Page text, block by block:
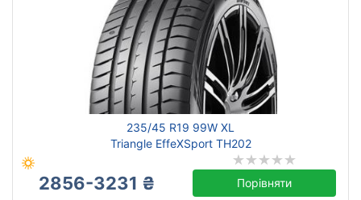
235/45 R19 99W XL
Triangle EffeXSport TH202
2856-3231 ₴ Порівняти
Тип транспортного засобу
Посилена шина
Рік виробництва
Країна виробництва